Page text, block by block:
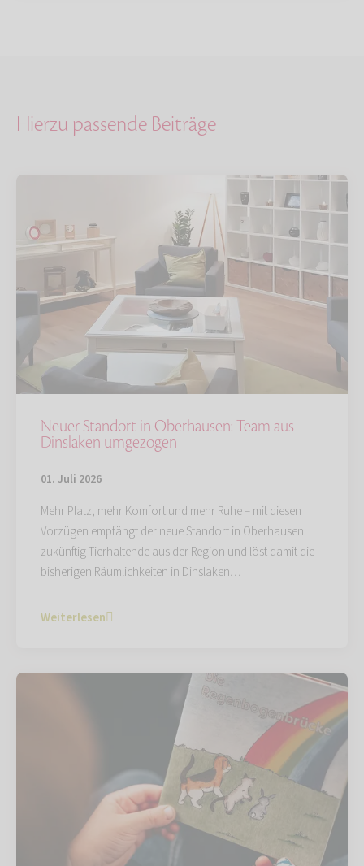
Hierzu passende Beiträge
Neuer Standort in Oberhausen: Team aus
Dinslaken umgezogen
01. Juli 2026
Mehr Platz, mehr Komfort und mehr Ruhe – mit diesen
Vorzügen empfängt der neue Standort in Oberhausen
zukünftig Tierhaltende aus der Region und löst damit die
bisherigen Räumlichkeiten in Dinslaken…
Weiterlesen